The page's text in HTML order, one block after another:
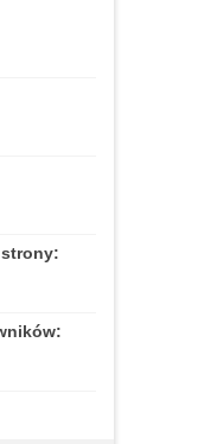
strony: